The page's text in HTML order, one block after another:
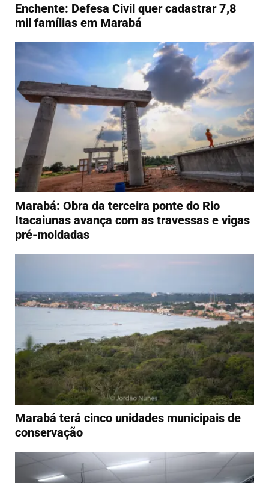
Enchente: Defesa Civil quer cadastrar 7,8
mil famílias em Marabá
Marabá: Obra da terceira ponte do Rio
Itacaiunas avança com as travessas e vigas
pré-moldadas
Marabá terá cinco unidades municipais de
conservação